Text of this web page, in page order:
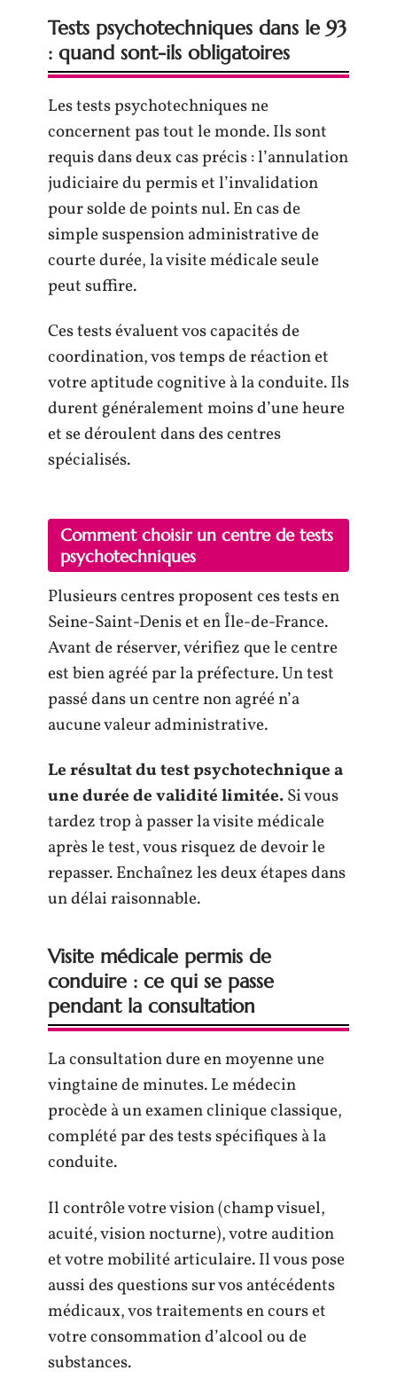
Tests psychotechniques dans le 93
: quand sont-ils obligatoires
Les tests psychotechniques ne
concernent pas tout le monde. Ils sont
requis dans deux cas précis : l’annulation
judiciaire du permis et l’invalidation
pour solde de points nul. En cas de
simple suspension administrative de
courte durée, la visite médicale seule
peut suffire.
Ces tests évaluent vos capacités de
coordination, vos temps de réaction et
votre aptitude cognitive à la conduite. Ils
durent généralement moins d’une heure
et se déroulent dans des centres
spécialisés.
Comment choisir un centre de tests
psychotechniques
Plusieurs centres proposent ces tests en
Seine-Saint-Denis et en Île-de-France.
Avant de réserver, vérifiez que le centre
est bien agréé par la préfecture. Un test
passé dans un centre non agréé n’a
aucune valeur administrative.
Le résultat du test psychotechnique a
une durée de validité limitée.Si vous
tardez trop à passer la visite médicale
après le test, vous risquez de devoir le
repasser. Enchaînez les deux étapes dans
un délai raisonnable.
Visite médicale permis de
conduire : ce qui se passe
pendant la consultation
La consultation dure en moyenne une
vingtaine de minutes. Le médecin
procède à un examen clinique classique,
complété par des tests spécifiques à la
conduite.
Il contrôle votre vision (champ visuel,
acuité, vision nocturne), votre audition
et votre mobilité articulaire. Il vous pose
aussi des questions sur vos antécédents
médicaux, vos traitements en cours et
votre consommation d’alcool ou de
substances.